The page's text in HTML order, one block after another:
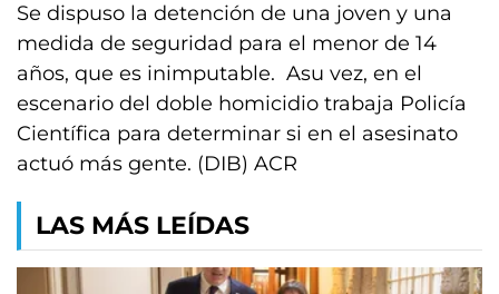
Se dispuso la detención de una joven y una
medida de seguridad para el menor de 14
años, que es inimputable. Asu vez, en el
escenario del doble homicidio trabaja Policía
Científica para determinar si en el asesinato
actuó más gente. (DIB) ACR
LAS MÁS LEÍDAS